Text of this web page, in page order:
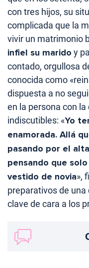
con tres hijos, su
complicada que la
vivir un matrimonio
infiel su marido y
contado, orgullosa
conocida como
dispuesta a no
en la persona con
indiscutibles: «Yo
enamorada. Allá
pasando por el
pensando que
vestido de novia»,
preparativos de
clave de cara a los